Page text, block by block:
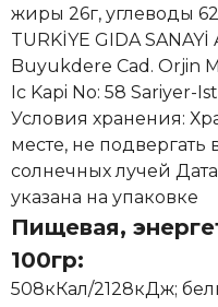
жиры 26г, углеводы
TURKİYE GIDA SANAYİ
Buyukdere Cad. Orjin
Ic Kapi No: 58 Sariyer-
Условия хранения:
месте, не
солнечных лучей
указана на упаковке
Пищевая,
100гр:
508кКал/2128кДж;